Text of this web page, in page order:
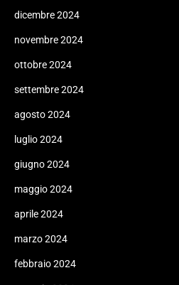
dicembre 2024
novembre 2024
ottobre 2024
settembre 2024
agosto 2024
luglio 2024
giugno 2024
maggio 2024
aprile 2024
marzo 2024
febbraio 2024